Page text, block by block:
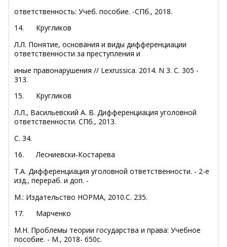
ответственность: Учеб. пособие. -СПб., 2018.
14. Кругликов
Л.Л. Понятие, основания и виды дифференциации
ответственности за преступления и
иные правонарушения // Lexrussica. 2014. N 3. С. 305 -
313.
15. Кругликов
Л.Л., Васильевский А. В. Дифференциация уголовной
ответственности. СПб., 2013.
С. 34.
16. Лесниевски-Костарева
Т.А. Дифференциация уголовной ответственности. - 2-е
изд., перераб. и доп. -
М.: Издательство НОРМА, 2010.С. 235.
17. Марченко
М.Н. Проблемы теории государства и права: Учебное
пособие. - М., 2018- 650с.